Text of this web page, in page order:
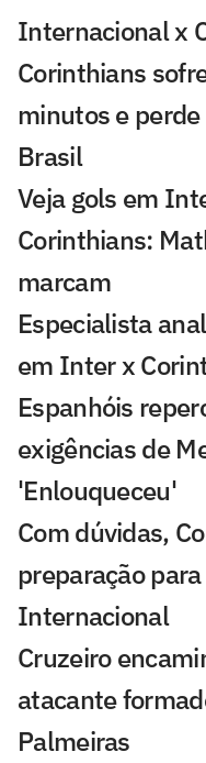
Internacional x
Corinthians
minutos e
Brasil
Veja gols em
Corinthians:
marcam
Especialista
em Inter x
Espanhóis
exigências de
'Enlouqueceu'
Com dúvidas,
preparação
Internacional
Cruzeiro
atacante
Palmeiras